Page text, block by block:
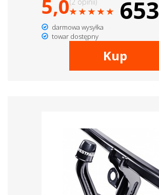
5,0
darmowa wysyłka
towar dostępny
653
Kup